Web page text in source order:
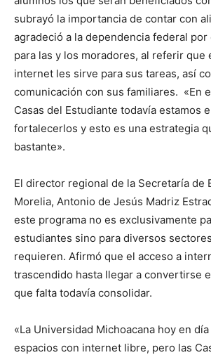
subrayó la importancia de contar con
agradeció a la dependencia federal
para las y los moradores, al referir que
internet les sirve para sus tareas, así
comunicación con sus familiares. «En
Casas del Estudiante todavía estamos
fortalecerlos y esto es una estrategia
bastante».
El director regional de la Secretaría de
Morelia, Antonio de Jesús Madriz
este programa no es exclusivamente
estudiantes sino para diversos
requieren. Afirmó que el acceso a
trascendido hasta llegar a convertirse
que falta todavía consolidar.
«La Universidad Michoacana hoy en
espacios con internet libre, pero las